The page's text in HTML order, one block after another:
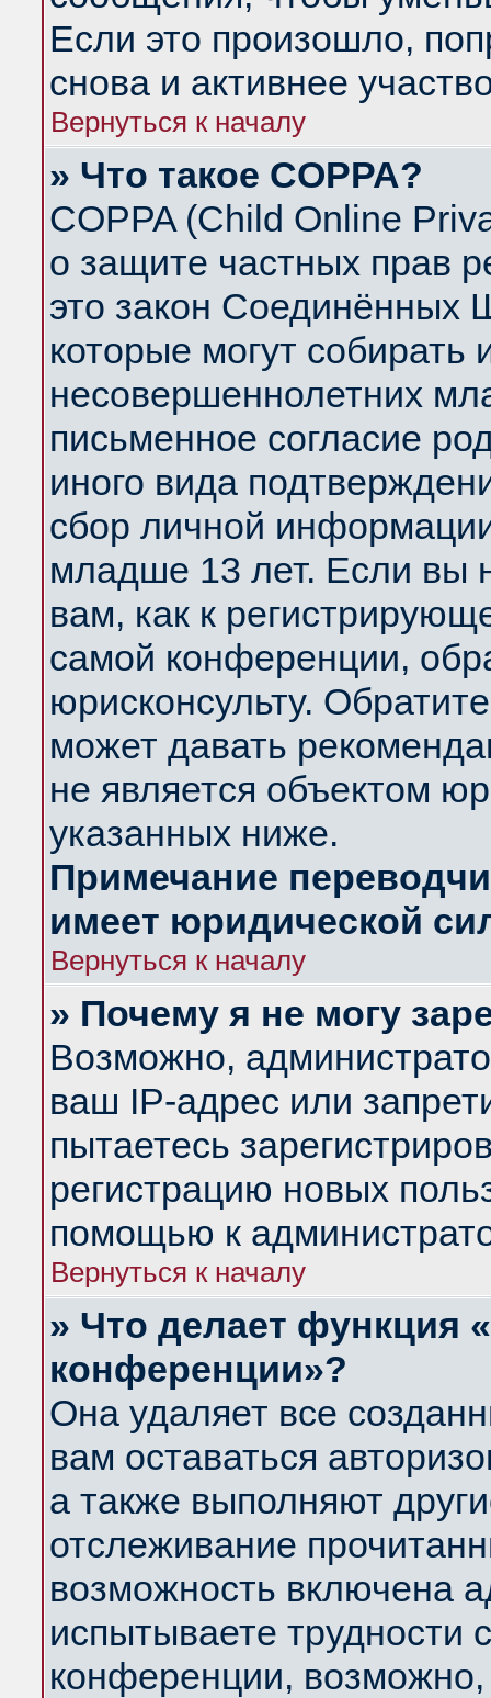
Если это произошло,
снова и активнее
Вернуться к началу
» Что такое COPPA?
COPPA (Child Online
о защите частных прав
это закон Соединённых
которые могут
несовершеннолетних
письменное согласие
иного вида
сбор личной
младше 13 лет. Если вы
вам, как к
самой конференции,
юрисконсульту.
может давать
не является объектом
указанных ниже.
Примечание
имеет юридической
Вернуться к началу
» Почему я не могу
Возможно,
ваш IP-адрес или
пытаетесь
регистрацию новых
помощью к
Вернуться к началу
» Что делает функция
конференции»?
Она удаляет все
вам оставаться
а также выполняют
отслеживание
возможность включена
испытываете трудности
конференции,